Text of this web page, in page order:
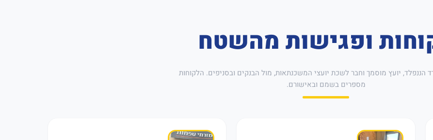
ופגישות מהשטח
הננפלד, יועץ מוסמך וחבר לשכת יועצי המשכנתאות, מול הבנקים ובסניפים. הלקוחות
מספרים בשמם ובאישורם.